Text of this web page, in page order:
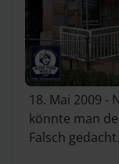
18. Mai 2009 -
könnte man
Falsch gedacht.